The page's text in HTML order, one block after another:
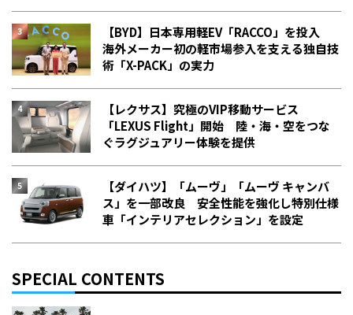
【BYD】日本専用軽EV「RACCO」を投入
海外メーカー初の軽市場参入を支える独自技
術「X-PACK」の実力
【レクサス】究極のVIP移動サービス
「LEXUS Flight」開始 陸・海・空をつな
ぐラグジュアリー体験を提供
【ダイハツ】「ムーヴ」「ムーヴ キャンバ
ス」を一部改良 安全性能を強化し特別仕様
車「インテリアセレクション」を設定
SPECIAL CONTENTS